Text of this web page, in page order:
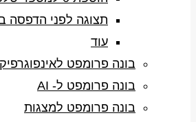
תצוגה לפני הדפסה
עוד
בונה פרומפט
בונה פרומפט ל- AI
בונה פרומפט למצגות